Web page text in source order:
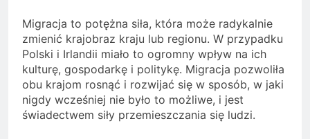
Migracja to potężna siła, która może radykalnie
zmienić krajobraz kraju lub regionu. W przypadku
Polski i Irlandii miało to ogromny wpływ na ich
kulturę, gospodarkę i politykę. Migracja pozwoliła
obu krajom rosnąć i rozwijać się w sposób, w jaki
nigdy wcześniej nie było to możliwe, i jest
świadectwem siły przemieszczania się ludzi.